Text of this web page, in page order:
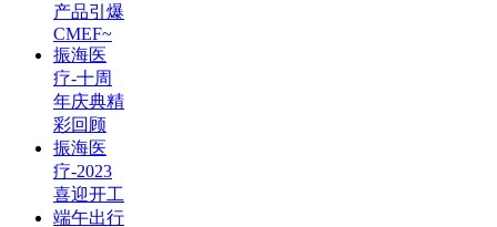
产品引爆
CMEF~
振海医
疗-十周
年庆典精
彩回顾
振海医
疗-2023
喜迎开工
端午出行